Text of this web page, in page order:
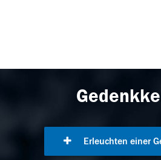
Erleuchten einer